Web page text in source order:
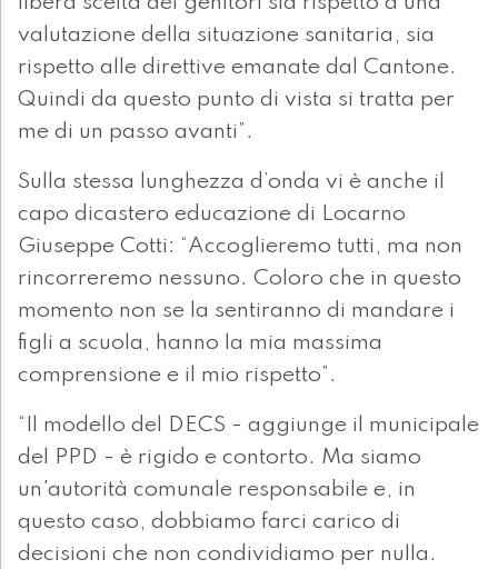
valutazione della situazione sanitaria, sia
rispetto alle direttive emanate dal Cantone.
Quindi da questo punto di vista si tratta per
me di un passo avanti”.
Sulla stessa lunghezza d’onda vi è anche il
capo dicastero educazione di Locarno
Giuseppe Cotti: “Accoglieremo tutti, ma non
rincorreremo nessuno. Coloro che in questo
momento non se la sentiranno di mandare i
figli a scuola, hanno la mia massima
comprensione e il mio rispetto”.
“Il modello del DECS - aggiunge il municipale
del PPD - è rigido e contorto. Ma siamo
un'autorità comunale responsabile e, in
questo caso, dobbiamo farci carico di
decisioni che non condividiamo per nulla.